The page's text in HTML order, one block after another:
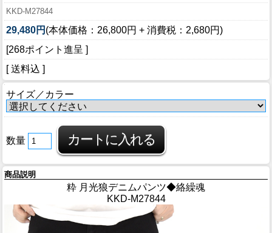
KKD-M27844
29,480円 (本体価格：26,800円 + 消費税：2,680円)
[268ポイント進呈 ]
[ 送料込 ]
サイズ／カラー
数量
商品説明
粋 月光狼デニムパンツ◆絡繰魂
KKD-M27844